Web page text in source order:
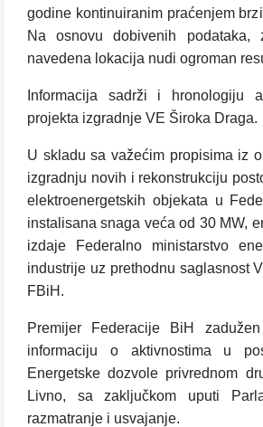
godine kontinuiranim praćenjem
Na osnovu dobivenih podataka,
navedena lokacija nudi ogroman
Informacija sadrži i hronologiju
projekta izgradnje VE Široka Draga.
U skladu sa važećim propisima iz
izgradnju novih i rekonstrukciju
elektroenergetskih objekata u
instalisana snaga veća od 30 MW,
izdaje Federalno ministarstvo
industrije uz prethodnu saglasnost
FBiH.
Premijer Federacije BiH
informaciju o aktivnostima u
Energetske dozvole privrednom
Livno, sa zaključkom uputi
razmatranje i usvajanje.